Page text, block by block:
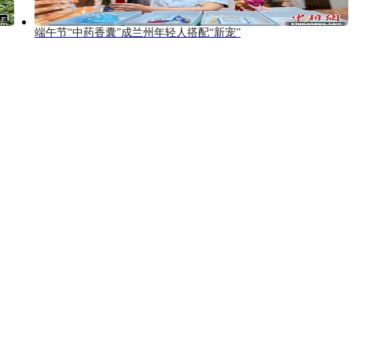
端午节“中药香囊”成兰州年轻人搭配“新宠”